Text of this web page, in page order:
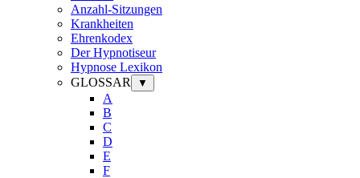
Anzahl-Sitzungen
Krankheiten
Ehrenkodex
Der Hypnotiseur
Hypnose Lexikon
GLOSSAR
▼
A
B
C
D
E
F